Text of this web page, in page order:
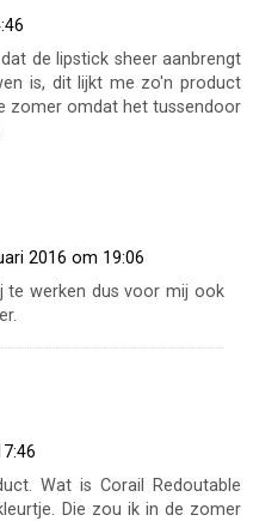
de lipstick sheer aanbrengt
is, dit lijkt me zo'n product
zomer omdat het tussendoor
2016 om 19:06
te werken dus voor mij ook
Wat is Corail Redoutable
Die zou ik in de zomer